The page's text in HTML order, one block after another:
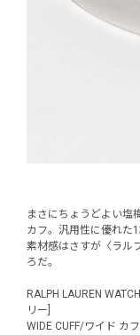
まさにちょうどよい塩
カフ。汎用性に優れた
素材感はさすが〈ラル
ろだ。
RALPH LAUREN
リー]
WIDE CUFF/ワイド カフ